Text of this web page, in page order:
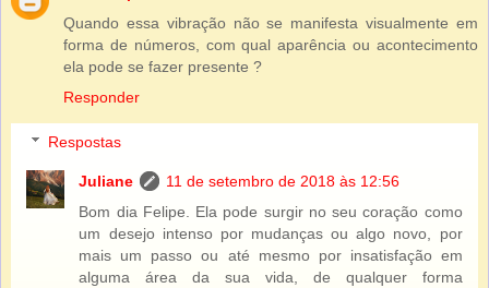
Quando essa vibração não se manifesta visualmente em
forma de números, com qual aparência ou acontecimento
ela pode se fazer presente ?
Responder
Respostas
Juliane
11 de setembro de 2018 às 12:56
Bom dia Felipe. Ela pode surgir no seu coração como
um desejo intenso por mudanças ou algo novo, por
mais um passo ou até mesmo por insatisfação em
alguma área da sua vida, de qualquer forma